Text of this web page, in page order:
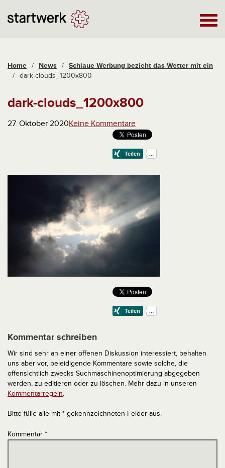
Home / News / Schlaue Werbung bezieht das Wetter mit ein
/ dark-clouds_1200x800
dark-clouds_1200x800
27. Oktober 2020Keine Kommentare
Kommentar schreiben
Wir sind sehr an einer offenen Diskussion interessiert, behalten
uns aber vor, beleidigende Kommentare sowie solche, die
offensichtlich zwecks Suchmaschinenoptimierung abgegeben
werden, zu editieren oder zu löschen. Mehr dazu in unseren
Kommentarregeln.
Bitte fülle alle mit * gekennzeichneten Felder aus.
Kommentar *